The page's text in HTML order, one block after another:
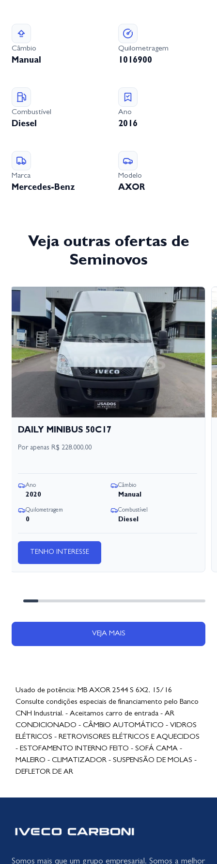
Câmbio
Manual
Quilometragem
1016900
Combustível
Diesel
Ano
2016
Marca
Mercedes-Benz
Modelo
AXOR
Veja outras ofertas de
Seminovos
DAILY MINIBUS 50C17
Por apenas R$ 228.000,00
Ano
2020
Câmbio
Manual
Quilometragem
0
Combustível
Diesel
TENHO INTERESSE
VEJA MAIS
Usado de potência: MB AXOR 2544 S 6X2, 15/16
Consulte condições especiais de financiamento pelo Banco
CNH Industrial. - Aceitamos carro de entrada - AR
CONDICIONADO - CÂMBIO AUTOMÁTICO - VIDROS
ELÉTRICOS - RETROVISORES ELÉTRICOS E AQUECIDOS
- ESTOFAMENTO INTERNO FEITO - SOFÁ CAMA -
MALEIRO - CLIMATIZADOR - SUSPENSÃO DE MOLAS -
DEFLETOR DE AR